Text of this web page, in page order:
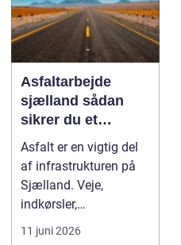
Asfaltarbejde
sjælland sådan
sikrer du et
holdbart resultat
Asfalt er en vigtig del
af infrastrukturen på
Sjælland. Veje,
indkørsler,
parkeringspladser og
11 juni 2026